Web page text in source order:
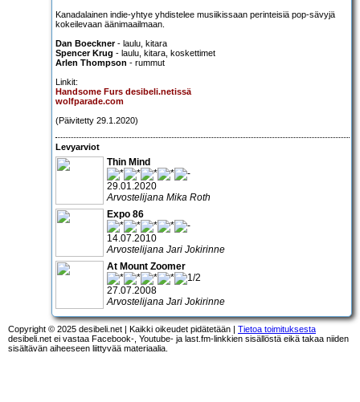
Kanadalainen indie-yhtye yhdistelee musiikissaan perinteisiä pop-sävyjä
kokeilevaan äänimaailmaan.
Dan Boeckner- laulu, kitara
Spencer Krug - laulu, kitara, koskettimet
Arlen Thompson - rummut
Linkit:
Handsome Furs desibeli.netissä
wolfparade.com
(Päivitetty 29.1.2020)
Levyarviot
Thin Mind
29.01.2020
Arvostelijana Mika Roth
Expo 86
14.07.2010
Arvostelijana Jari Jokirinne
At Mount Zoomer
27.07.2008
Arvostelijana Jari Jokirinne
Copyright © 2025 desibeli.net | Kaikki oikeudet pidätetään | Tietoa toimituksesta
desibeli.net ei vastaa Facebook-, Youtube- ja last.fm-linkkien sisällöstä eikä takaa niiden
sisältävän aiheeseen liittyvää materiaalia.